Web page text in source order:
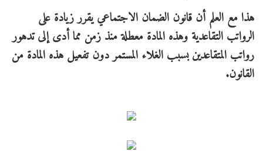
هذا مع العلم أن قانون الضمان الاجتماعي يقرر زيادة على
الرواتب التقاعدية وهذه المادة معطلة منذ زمن مما أدى إلى تدهور
رواتب المتقاعدين بسبب الغلاء المستمر دون تفعيل هذه المادة من
القانون.